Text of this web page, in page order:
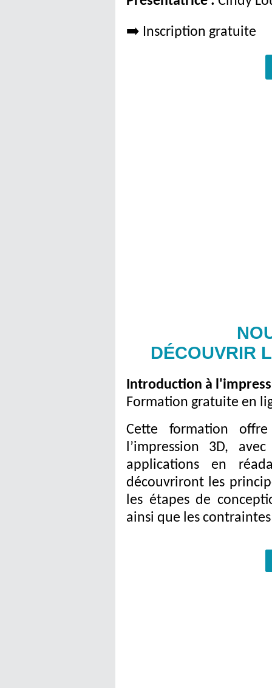
➡️ Inscription gratuite
DÉCOUVRIR
Introduction à
Formation gratuite en
Cette formation
l’impression 3D,
applications en
découvriront les
les étapes de
ainsi que les